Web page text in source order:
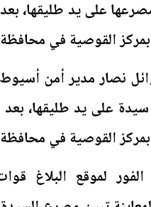
على يد طليقها، بعد
بمركز القوصية في
نصار مدير أمن
على يد طليقها، بعد
بمركز القوصية في
لموقع البلاغ